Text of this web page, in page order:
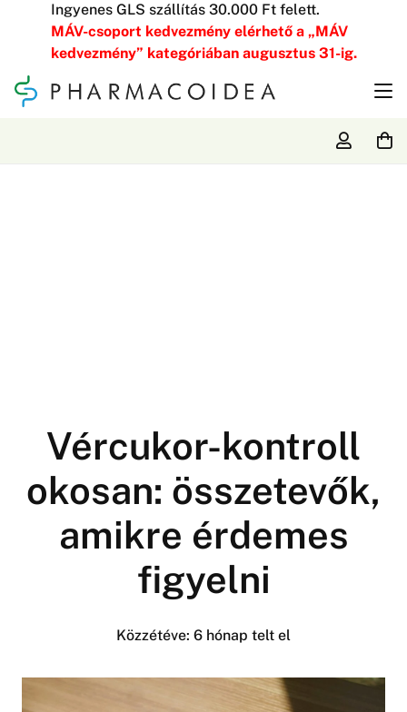
Ingyenes GLS szállítás 30.000 Ft felett.
MÁV-csoport kedvezmény elérhető a „MÁV
kedvezmény” kategóriában augusztus 31-ig.
Vércukor-kontroll
okosan: összetevők,
amikre érdemes
figyelni
Közzétéve: 6 hónap telt el